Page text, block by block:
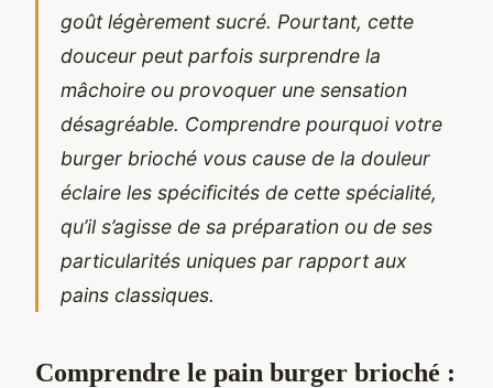
goût légèrement sucré. Pourtant, cette
douceur peut parfois surprendre la
mâchoire ou provoquer une sensation
désagréable. Comprendre pourquoi votre
burger brioché vous cause de la douleur
éclaire les spécificités de cette spécialité,
qu’il s’agisse de sa préparation ou de ses
particularités uniques par rapport aux
pains classiques.
Comprendre le pain burger brioché :